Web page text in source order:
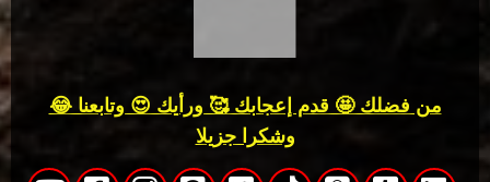
من فضلك 🤩 قدم إعجابك 🥰 ورأيك 😍 وتابعنا 😂
وشكرا جزيلا